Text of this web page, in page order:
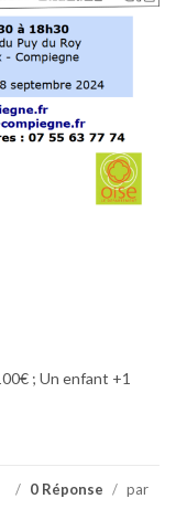
; Un enfant +1
/ 0 Réponse / par